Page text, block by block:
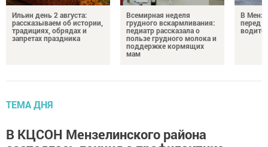
Ильин день 2 августа:
рассказываем об истории,
традициях, обрядах и
запретах праздника
Всемирная неделя
грудного вскармливания:
педиатр рассказала о
пользе грудного молока и
поддержке кормящих
мам
В
перед
ТЕМА ДНЯ
В КЦСОН Мензелинского района